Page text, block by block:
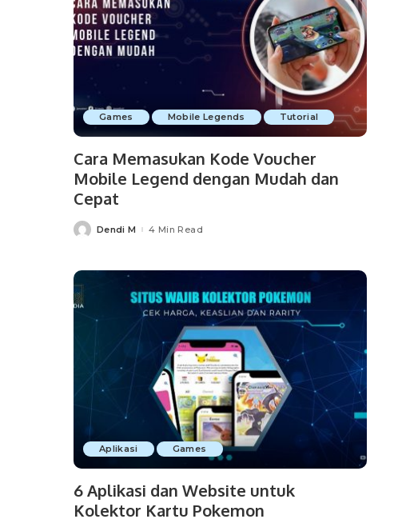
Games Mobile Legends Tutorial
Cara Memasukan Kode Voucher
Mobile Legend dengan Mudah dan
Cepat
PostedDendi M 4 Min Read
Aplikasi Games
6 Aplikasi dan Website untuk
Kolektor Kartu Pokemon